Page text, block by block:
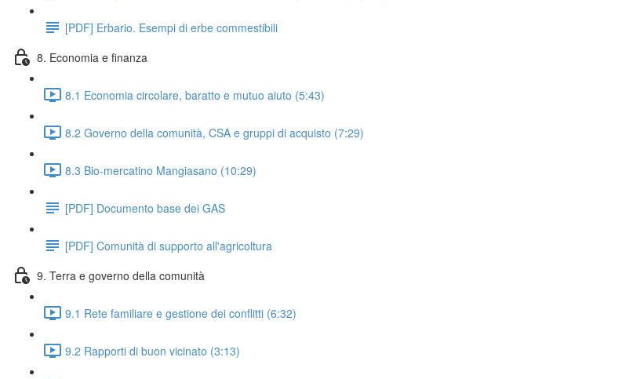
[PDF] Erbario. Esempi di erbe commestibili
8. Economia e finanza
8.1 Economia circolare, baratto e mutuo aiuto (5:43)
8.2 Governo della comunità, CSA e gruppi di acquisto (7:29)
8.3 Bio-mercatino Mangiasano (10:29)
[PDF] Documento base dei GAS
[PDF] Comunità di supporto all'agricoltura
9. Terra e governo della comunità
9.1 Rete familiare e gestione dei conflitti (6:32)
9.2 Rapporti di buon vicinato (3:13)